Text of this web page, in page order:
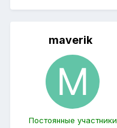
maverik
Постоянные участники